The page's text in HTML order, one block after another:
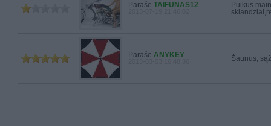
Parašė TAIFUNAS12
Puikus
Parašė ANYKEY Šaunus,